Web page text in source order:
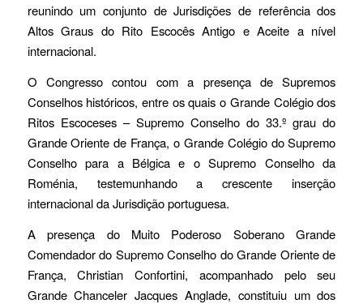
reunindo um conjunto de Jurisdições de referência dos
Altos Graus do Rito Escocês Antigo e Aceite a nível
internacional.
O Congresso contou com a presença de Supremos
Conselhos históricos, entre os quais o Grande Colégio dos
Ritos Escoceses – Supremo Conselho do 33.º grau do
Grande Oriente de França, o Grande Colégio do Supremo
Conselho para a Bélgica e o Supremo Conselho da
Roménia, testemunhando a crescente inserção
internacional da Jurisdição portuguesa.
A presença do Muito Poderoso Soberano Grande
Comendador do Supremo Conselho do Grande Oriente de
França, Christian Confortini, acompanhado pelo seu
Grande Chanceler Jacques Anglade, constituiu um dos